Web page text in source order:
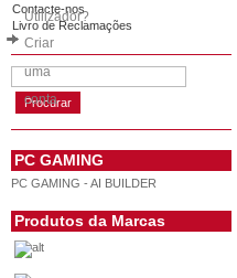
Utilizador?
Criar
uma
conta
Contacte-nos
Livro de Reclamações
PC GAMING
PC GAMING - AI BUILDER
Produtos da Marcas